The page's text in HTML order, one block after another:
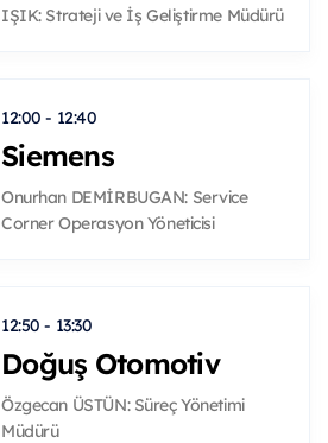
IŞIK: Strateji ve İş Geliştirme Müdürü
12:00 - 12:40
Siemens
Onurhan DEMİRBUGAN: Service
Corner Operasyon Yöneticisi
12:50 - 13:30
Doğuş Otomotiv
Özgecan ÜSTÜN: Süreç Yönetimi
Müdürü